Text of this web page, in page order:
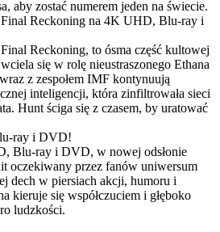
aby zostać numerem jeden na świecie.
Reckoning na 4K UHD, Blu-ray i
Reckoning, to ósma część kultowej
się w rolę nieustraszonego Ethana
z zespołem IMF kontynuują
inteligencji, która zinfiltrowała sieci
Hunt ściga się z czasem, by uratować
ray i DVD!
Blu-ray i DVD, w nowej odsłonie
oczekiwany przez fanów uniwersum
dech w piersiach akcji, humoru i
kieruje się współczuciem i głęboko
ludzkości.